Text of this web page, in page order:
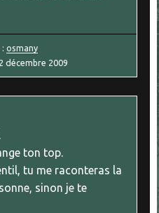
osmany
décembre 2009
ton top.
tu me raconteras la
sinon je te